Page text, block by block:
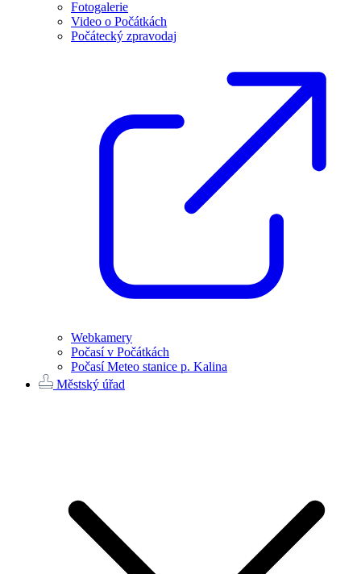
Fotogalerie
Video o Počátkách
Počátecký zpravodaj
Webkamery
Počasí v Počátkách
Počasí Meteo stanice p. Kalina
Městský úřad